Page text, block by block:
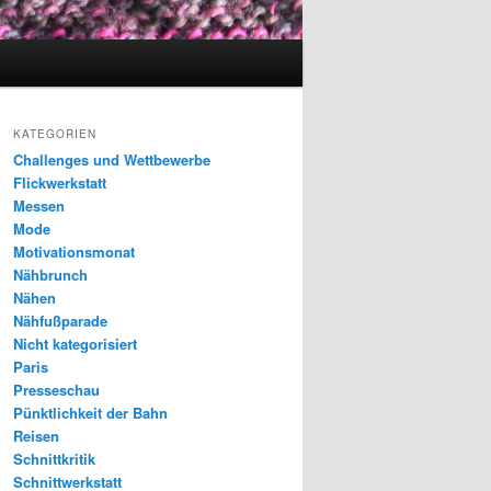
KATEGORIEN
Challenges und Wettbewerbe
Flickwerkstatt
Messen
Mode
Motivationsmonat
Nähbrunch
Nähen
Nähfußparade
Nicht kategorisiert
Paris
Presseschau
Pünktlichkeit der Bahn
Reisen
Schnittkritik
Schnittwerkstatt